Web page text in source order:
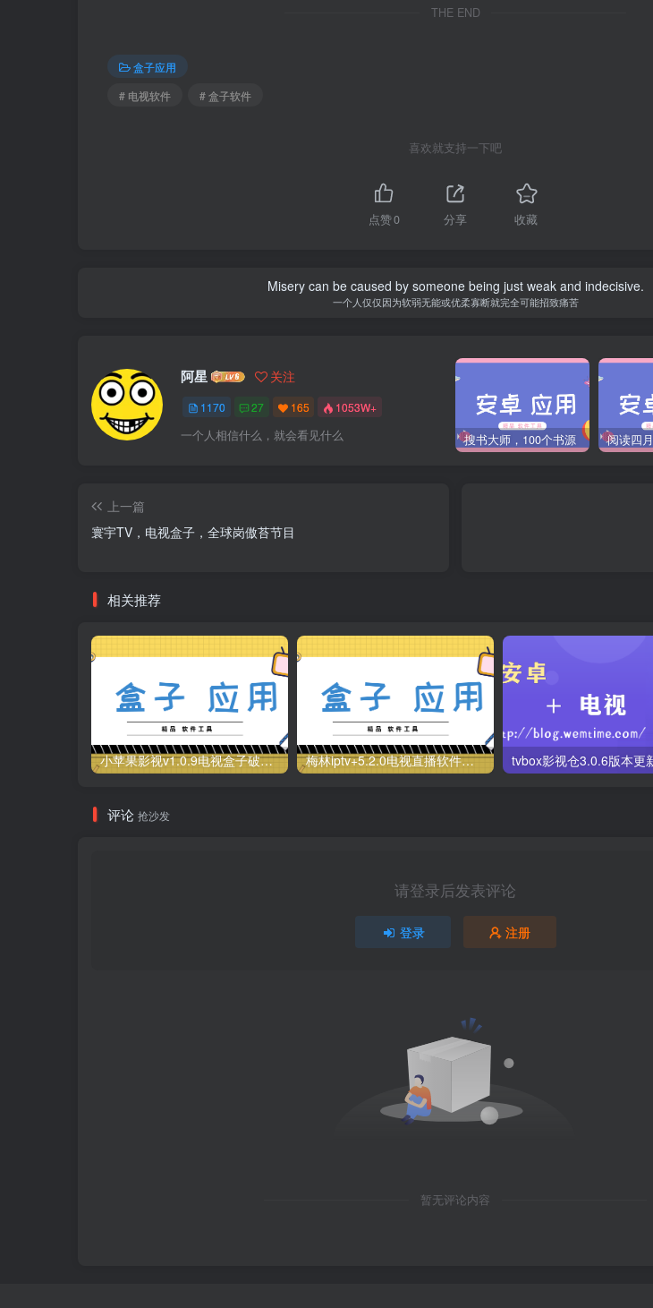
THE END
盒子应用
# 电视软件
# 盒子软件
喜欢就支持一下吧
点赞0 分享 收藏
Misery can be caused by someone being just weak and indecisive.
一个人仅仅因为软弱无能或优柔寡断就完全可能招致痛苦
阿星 关注
1170 27 165 1053W+
一个人相信什么，就会看见什么 搜书大师，100个书源
上一篇
寰宇TV，电视盒子，全球岗傲苔节目
相关推荐
小苹果影视v1.0.9电视盒子破解版下载，继续免费白嫖直播和点播！ 梅林iptv+5.2.0电视直播软件下载，啥频道分类都有哦！密码24680！
评论 抢沙发
请登录后发表评论
登录 注册
暂无评论内容